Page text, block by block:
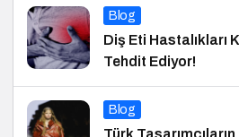
Blog
Diş Eti Hastalıkları
Tehdit Ediyor!
Blog
Türk